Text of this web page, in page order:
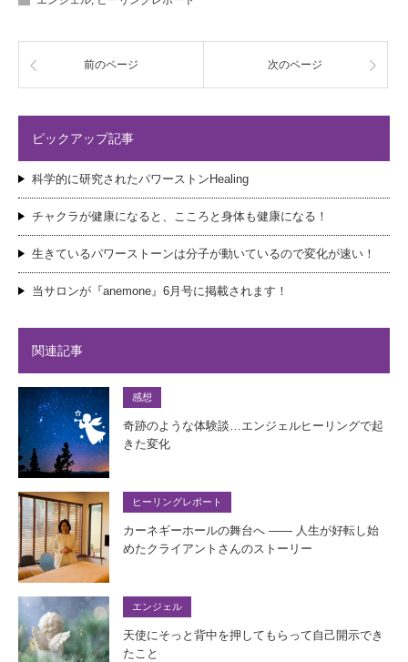
前のページ 次のページ
ピックアップ記事
科学的に研究されたパワーストンHealing
チャクラが健康になると、こころと身体も健康になる！
生きているパワーストーンは分子が動いているので変化が速い！
当サロンが『anemone』6月号に掲載されます！
関連記事
感想
奇跡のような体験談…エンジェルヒーリングで起
きた変化
ヒーリングレポート
カーネギーホールの舞台へ —— 人生が好転し始
めたクライアントさんのストーリー
エンジェル
天使にそっと背中を押してもらって自己開示でき
たこと